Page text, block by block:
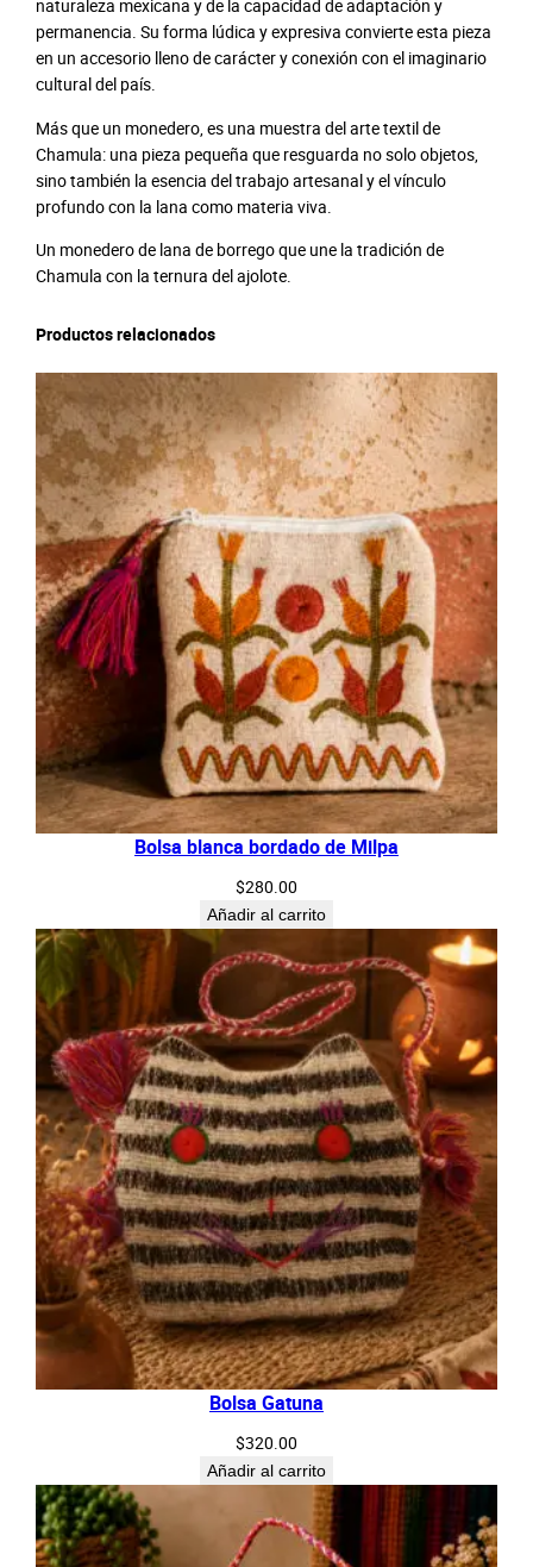
d
naturaleza mexicana y de la capacidad de adaptación y
permanencia. Su forma lúdica y expresiva convierte esta pieza
en un accesorio lleno de carácter y conexión con el imaginario
cultural del país.
Más que un monedero, es una muestra del arte textil de
Chamula: una pieza pequeña que resguarda no solo objetos,
sino también la esencia del trabajo artesanal y el vínculo
profundo con la lana como materia viva.
Un monedero de lana de borrego que une la tradición de
Chamula con la ternura del ajolote.
Productos relacionados
Bolsa blanca bordado de Milpa
$280.00
Añadir al carrito
Bolsa Gatuna
$320.00
Añadir al carrito